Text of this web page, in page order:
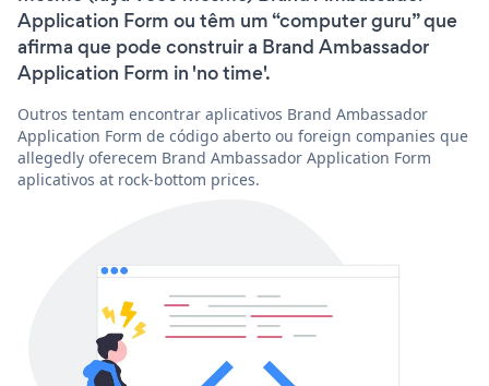
Application Form ou têm um “computer guru” que
afirma que pode construir a Brand Ambassador
Application Form in 'no time'.
Outros tentam encontrar aplicativos Brand Ambassador
Application Form de código aberto ou foreign companies que
allegedly oferecem Brand Ambassador Application Form
aplicativos at rock-bottom prices.